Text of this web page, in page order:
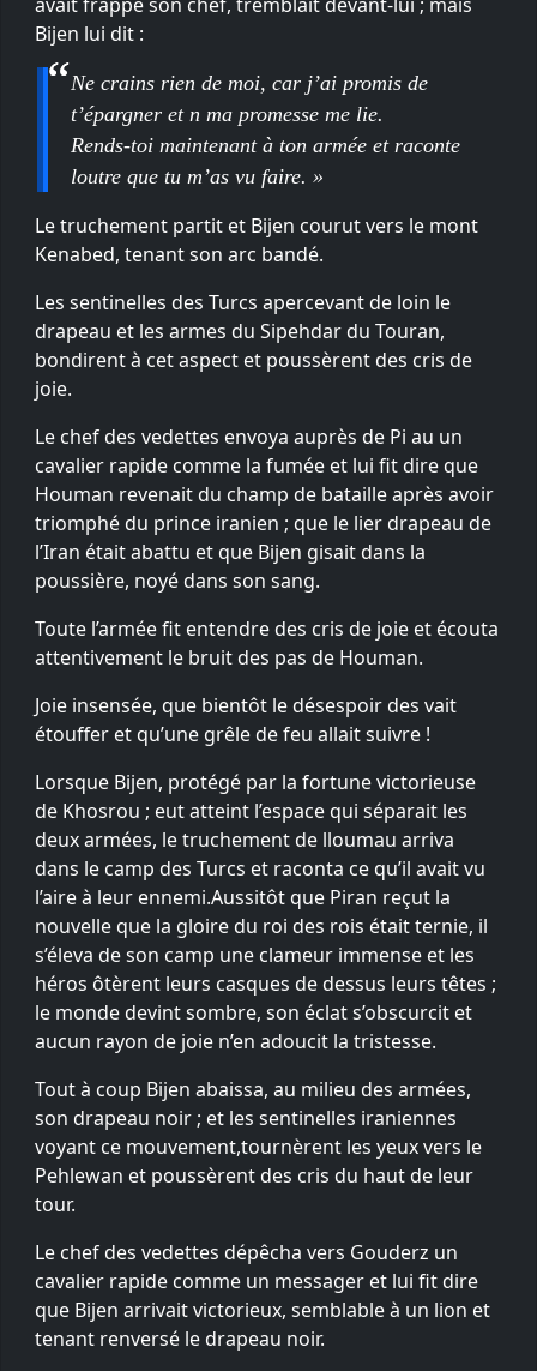
Bijen lui dit :
Ne crains rien de moi, car j’ai promis de
t’épargner et n ma promesse me lie.
Rends-toi maintenant à ton armée et raconte
loutre que tu m’as vu faire. »
Le truchement partit et Bijen courut vers le mont
Kenabed, tenant son arc bandé.
Les sentinelles des Turcs apercevant de loin le
drapeau et les armes du Sipehdar du Touran,
bondirent à cet aspect et poussèrent des cris de
joie.
Le chef des vedettes envoya auprès de Pi au un
cavalier rapide comme la fumée et lui fit dire que
Houman revenait du champ de bataille après avoir
triomphé du prince iranien ; que le lier drapeau de
l’Iran était abattu et que Bijen gisait dans la
poussière, noyé dans son sang.
Toute l’armée fit entendre des cris de joie et écouta
attentivement le bruit des pas de Houman.
Joie insensée, que bientôt le désespoir des vait
étouffer et qu’une grêle de feu allait suivre !
Lorsque Bijen, protégé par la fortune victorieuse
de Khosrou ; eut atteint l’espace qui séparait les
deux armées, le truchement de lloumau arriva
dans le camp des Turcs et raconta ce qu’il avait vu
l’aire à leur ennemi.Aussitôt que Piran reçut la
nouvelle que la gloire du roi des rois était ternie, il
s’éleva de son camp une clameur immense et les
héros ôtèrent leurs casques de dessus leurs têtes ;
le monde devint sombre, son éclat s’obscurcit et
aucun rayon de joie n’en adoucit la tristesse.
Tout à coup Bijen abaissa, au milieu des armées,
son drapeau noir ; et les sentinelles iraniennes
voyant ce mouvement,tournèrent les yeux vers le
Pehlewan et poussèrent des cris du haut de leur
tour.
Le chef des vedettes dépêcha vers Gouderz un
cavalier rapide comme un messager et lui fit dire
que Bijen arrivait victorieux, semblable à un lion et
tenant renversé le drapeau noir.